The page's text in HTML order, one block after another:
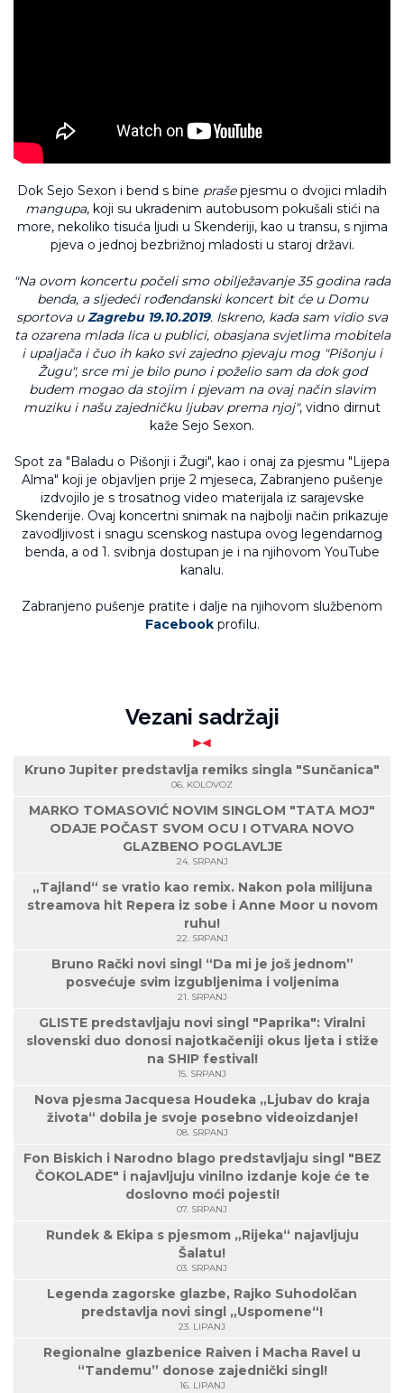
Dok Sejo Sexon i bend s bine prašepjesmu o dvojici mladih
mangupa, koji su ukradenim autobusom pokušali stići na
more, nekoliko tisuća ljudi u Skenderiji, kao u transu, s njima
pjeva o jednoj bezbrižnoj mladosti u staroj državi.
"Na ovom koncertu počeli smo obilježavanje 35 godina rada
benda, a sljedeći rođendanski koncert bit će u Domu
sportova uZagrebu 19.10.2019. Iskreno, kada sam vidio sva
ta ozarena mlada lica u publici, obasjana svjetlima mobitela
i upaljača i čuo ih kako svi zajedno pjevaju mog "Pišonju i
Žugu", srce mi je bilo puno i poželio sam da dok god
budem mogao da stojim i pjevam na ovaj način slavim
muziku i našu zajedničku ljubav prema njoj", vidno dirnut
kaže Sejo Sexon.
Spot za "Baladu o Pišonji i Žugi", kao i onaj za pjesmu "Lijepa
Alma" koji je objavljen prije 2 mjeseca, Zabranjeno pušenje
izdvojilo je s trosatnog video materijala iz sarajevske
Skenderije. Ovaj koncertni snimak na najbolji način prikazuje
zavodljivost i snagu scenskog nastupa ovog legendarnog
benda, a od 1. svibnja dostupan je i na njihovom YouTube
kanalu.
Zabranjeno pušenje pratite i dalje na njihovom službenom
Facebookprofilu.
Vezani sadržaji
Kruno Jupiter predstavlja remiks singla "Sunčanica"
06. KOLOVOZ
MARKO TOMASOVIĆ NOVIM SINGLOM "TATA MOJ"
ODAJE POČAST SVOM OCU I OTVARA NOVO
GLAZBENO POGLAVLJE
24. SRPANJ
„Tajland“ se vratio kao remix. Nakon pola milijuna
streamova hit Repera iz sobe i Anne Moor u novom
ruhu!
22. SRPANJ
Bruno Rački novi singl “Da mi je još jednom”
posvećuje svim izgubljenima i voljenima
21. SRPANJ
GLISTE predstavljaju novi singl "Paprika": Viralni
slovenski duo donosi najotkačeniji okus ljeta i stiže
na SHIP festival!
15. SRPANJ
Nova pjesma Jacquesa Houdeka „Ljubav do kraja
života“ dobila je svoje posebno videoizdanje!
08. SRPANJ
Fon Biskich i Narodno blago predstavljaju singl "BEZ
ČOKOLADE" i najavljuju vinilno izdanje koje će te
doslovno moći pojesti!
07. SRPANJ
Rundek & Ekipa s pjesmom „Rijeka“ najavljuju
Šalatu!
03. SRPANJ
Legenda zagorske glazbe, Rajko Suhodolčan
predstavlja novi singl „Uspomene“!
23. LIPANJ
Regionalne glazbenice Raiven i Macha Ravel u
“Tandemu” donose zajednički singl!
16. LIPANJ